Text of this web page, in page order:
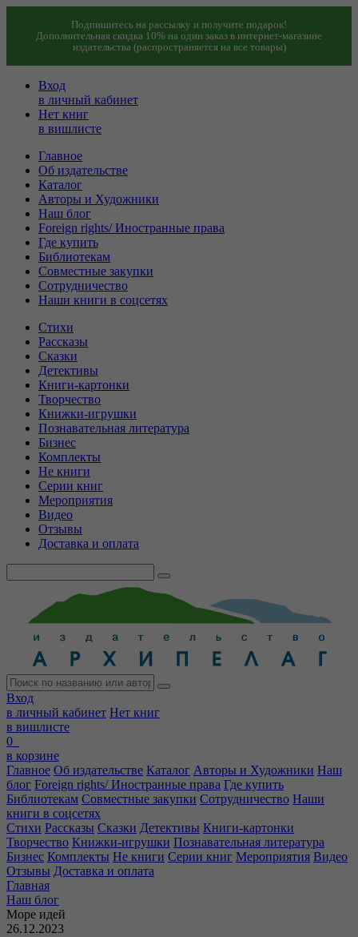
Подпишитесь на рассылку и получите подарок!
Дополнительная скидка 10% на один заказ в интернет-магазине
издательства (распространяется на все товары)
Вход
в личный кабинет
Нет книг
в вишлисте
Главное
Об издательстве
Каталог
Авторы и Художники
Наш блог
Foreign rights/ Иностранные права
Где купить
Библиотекам
Совместные закупки
Сотрудничество
Наши книги в соцсетях
Стихи
Рассказы
Сказки
Детективы
Книги-картонки
Творчество
Книжки-игрушки
Познавательная литература
Бизнес
Комплекты
Не книги
Серии книг
Мероприятия
Видео
Отзывы
Доставка и оплата
Вход
в личный кабинет Нет книг
в вишлисте
0
в корзине
Главное Об издательстве Каталог Авторы и Художники Наш
блог Foreign rights/ Иностранные права Где купить
Библиотекам Совместные закупки Сотрудничество Наши
книги в соцсетях
Стихи Рассказы Сказки Детективы Книги-картонки
Творчество Книжки-игрушки Познавательная литература
Бизнес Комплекты Не книги Серии книг Мероприятия Видео
Отзывы Доставка и оплата
Главная
Наш блог
Море идей
26.12.2023